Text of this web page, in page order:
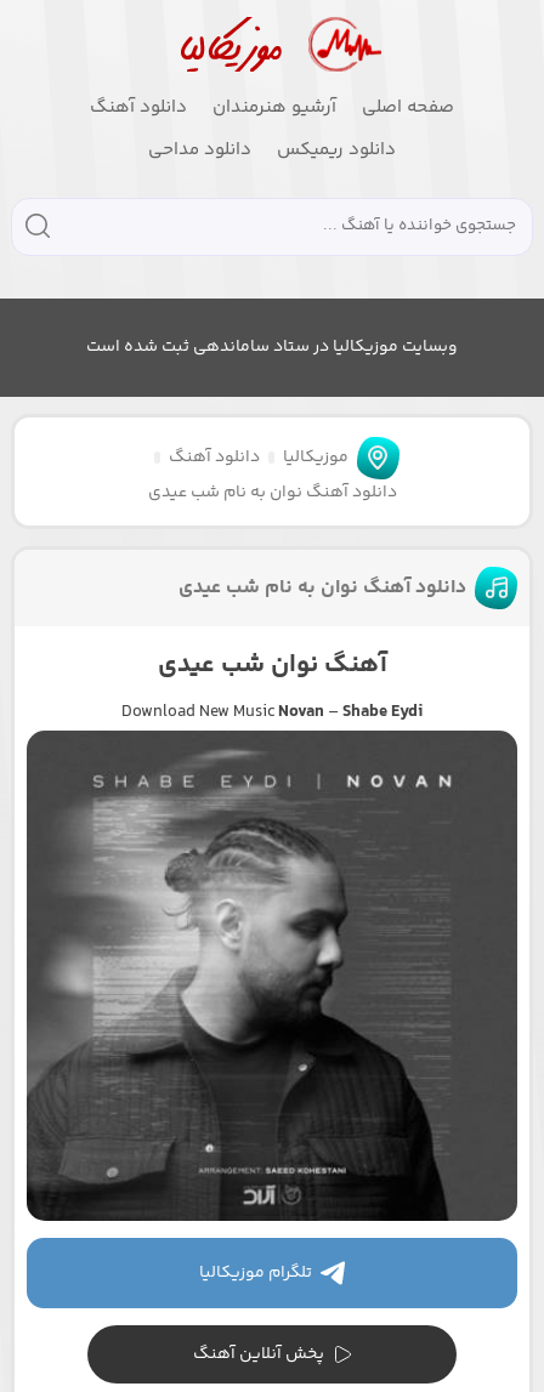
صفحه اصلی آرشیو هنرمندان
دانلود آهنگ
دانلود ریمیکس
دانلود مداحی
وبسایت موزیکالیا در ستاد ساماندهی ثبت شده است
موزیکالیا
دانلود آهنگ
دانلود آهنگ نوان به نام شب عیدی
دانلود آهنگ نوان به نام شب عیدی
آهنگ نوان شب عیدی
Download New MusicNovan –Shabe Eydi
تلگرام موزیکالیا
پخش آنلاین آهنگ